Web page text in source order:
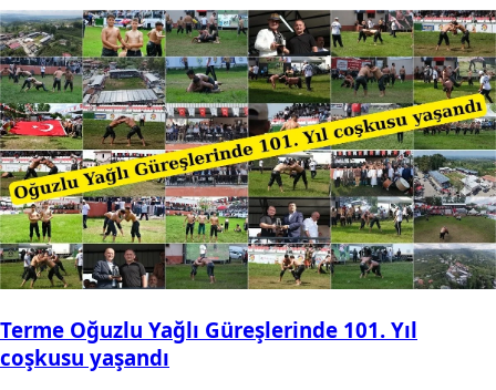
Terme Oğuzlu Yağlı Güreşlerinde 101. Yıl
coşkusu yaşandı